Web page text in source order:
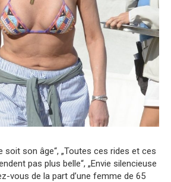
soit son âge“, „Toutes ces rides et ces
pas plus belle“, „Envie silencieuse
vous de la part d’une femme de 65